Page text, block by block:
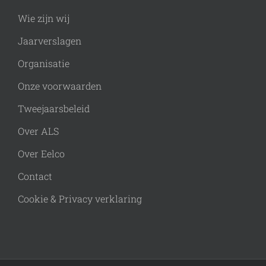
Wie zijn wij
Jaarverslagen
Organisatie
Onze voorwaarden
Tweejaarsbeleid
Over ALS
Over Eelco
Contact
Cookie & Privacy verklaring